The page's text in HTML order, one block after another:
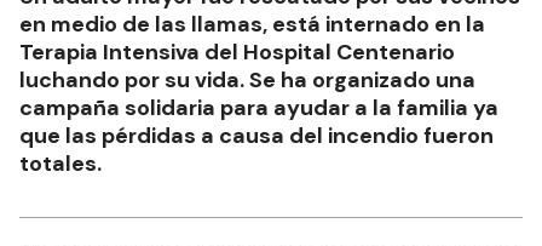
en medio de las llamas, está internado en la
Terapia Intensiva del Hospital Centenario
luchando por su vida. Se ha organizado una
campaña solidaria para ayudar a la familia ya
que las pérdidas a causa del incendio fueron
totales.